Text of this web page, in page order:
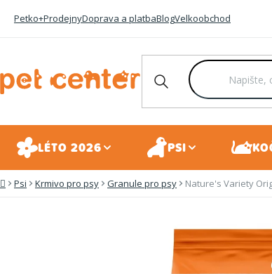
Petko+ProdejnyDoprava a platbaBlogVelkoobchod
LÉTO 2026 PSI
Domů
Psi Krmivo pro psy Granule pro psy Nature's Variety